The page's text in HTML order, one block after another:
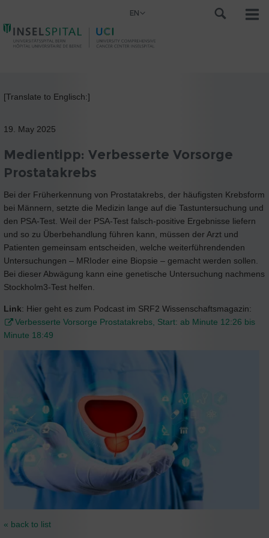
EN
[Translate to Englisch:]
19. May 2025
Medientipp: Verbesserte Vorsorge
Prostatakrebs
Bei der Früherkennung von Prostatakrebs, der häufigsten Krebsform
bei Männern, setzte die Medizin lange auf die Tastuntersuchung und
den PSA-Test. Weil der PSA-Test falsch-positive Ergebnisse liefern
und so zu Überbehandlung führen kann, müssen der Arzt und
Patienten gemeinsam entscheiden, welche weiterführendenden
Untersuchungen – MRIoder eine Biopsie – gemacht werden sollen.
Bei dieser Abwägung kann eine genetische Untersuchung nachmens
Stockholm3-Test helfen.
Link: Hier geht es zum Podcast im SRF2 Wissenschaftsmagazin:
Verbesserte Vorsorge Prostatakrebs, Start: ab Minute 12:26 bis
Minute 18:49
« back to list